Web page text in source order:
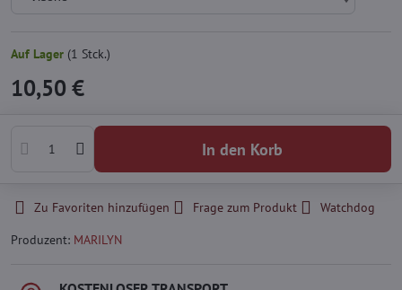
Auf Lager (1 Stck.)
10,50 €
In den Korb
Zu Favoriten hinzufügen Frage zum Produkt
Watchdog
Produzent: MARILYN